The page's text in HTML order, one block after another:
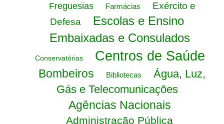
Freguesias Farmácias
Exército e
Defesa
Escolas e Ensino
Embaixadas e Consulados
Conservatórias Centros de Saúde
Bombeiros Bibliotecas
Água, Luz,
Gás e Telecomunicações
Agências Nacionais
Administração Pública